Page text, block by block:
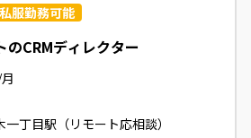
私服勤務可能
CRMディレクター
丁目駅（リモート応相談）